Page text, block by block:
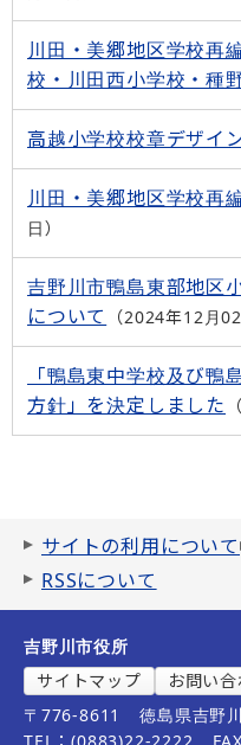
川田・美郷地区学校再
校・川田西小学校・種
高越小学校校章デザイ
川田・美郷地区学校再
日
吉野川市鴨島東部地区
について
2024年12月
「鴨島東中学校及び鴨
方針」を決定しました
サイトの利用について
RSSについて
吉野川市役所
サイトマップ
お問い
〒776-8611
徳島県吉野